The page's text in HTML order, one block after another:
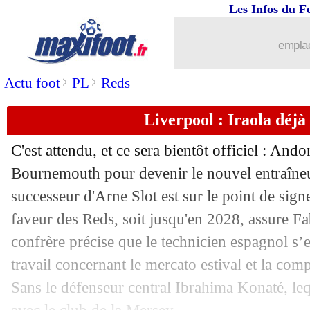
Actu foot> PL > Reds
Les Infos du
Liverpool : Iraola déjà
C'est attendu, et ce sera bientôt officiel :
Bournemouth pour devenir le nouvel
successeur d'Arne Slot est sur le point de
faveur des Reds, soit jusqu'en 2028, assure
confrère précise que le technicien espagnol
travail concernant le mercato estival et la
Sans le défenseur central Ibrahima Konaté,
Nantes : Deschamps peiné par la
03/06 Leipzig: Diomandé assume ses
03/06 Chelsea: porte ouverte pour
03/06 Argentine: retraite pour Dibu en cas
03/06 TdC: Lens recevra le PSG
03/06 Naples: Højlund définitivement
03/06 EdF: Deschamps dans le flou pour